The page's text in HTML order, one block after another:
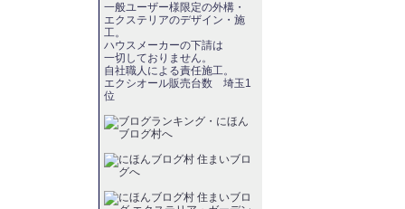
一般ユーザー様限定の外構・
エクステリアのデザイン・施
工。
ハウスメーカーの下請は
一切しておりません。
自社職人による責任施工。
エクシオール販売台数 埼玉1
位